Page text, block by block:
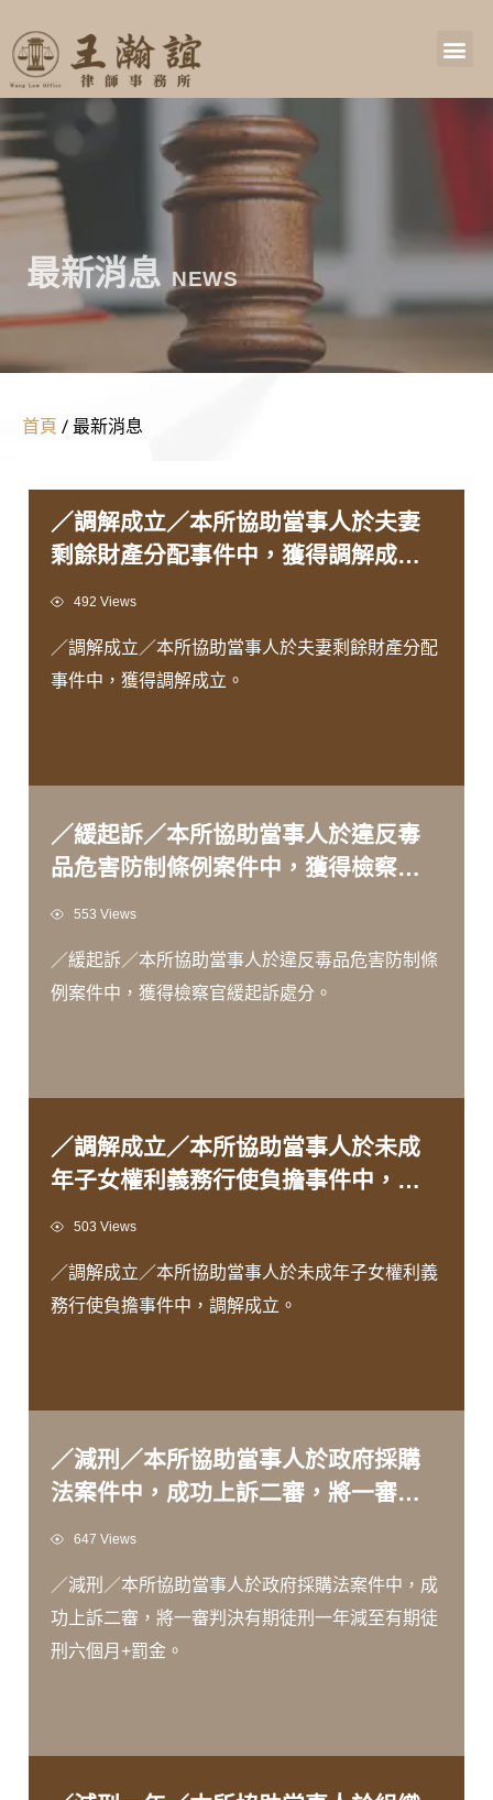
最新消息 NEWS
首頁 / 最新消息
／調解成立／本所協助當事人於夫妻
剩餘財產分配事件中，獲得調解成
Views492 Views
／調解成立／本所協助當事人於夫妻剩餘財產分配
事件中，獲得調解成立。
／緩起訴／本所協助當事人於違反毒
品危害防制條例案件中，獲得檢察官
Views553 Views
／緩起訴／本所協助當事人於違反毒品危害防制條
例案件中，獲得檢察官緩起訴處分。
／調解成立／本所協助當事人於未成
年子女權利義務行使負擔事件中，調
Views503 Views
／調解成立／本所協助當事人於未成年子女權利義
務行使負擔事件中，調解成立。
／減刑／本所協助當事人於政府採購
法案件中，成功上訴二審，將一審判
Views647 Views
／減刑／本所協助當事人於政府採購法案件中，成
功上訴二審，將一審判決有期徒刑一年減至有期徒
刑六個月+罰金。